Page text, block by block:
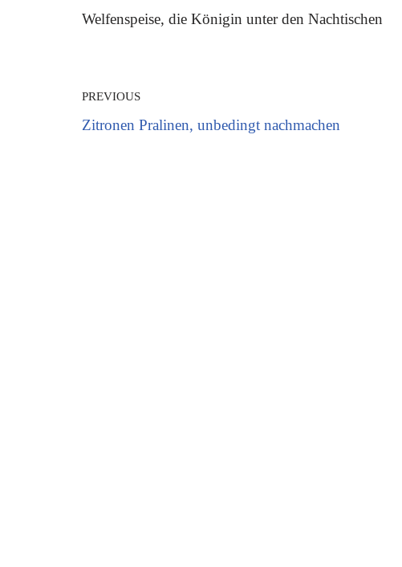
Welfenspeise, die Königin unter den Nachtischen
PREVIOUS
Zitronen Pralinen, unbedingt nachmachen